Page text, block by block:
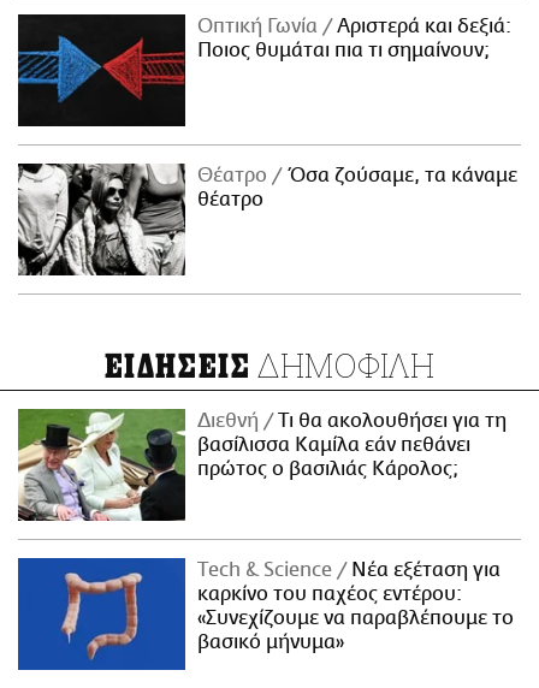
Οπτική Γωνία
Αριστερά και δεξιά:
Ποιος θυμάται πια τι σημαίνουν;
Θέατρο
Όσα ζούσαμε, τα κάναμε
θέατρο
ΕΙΔΗΣΕΙΣ ΔΗΜΟΦΙΛΗ
Διεθνή
Τι θα ακολουθήσει για τη
βασίλισσα Καμίλα εάν πεθάνει
πρώτος ο βασιλιάς Κάρολος;
Τech & Science
Νέα εξέταση για
καρκίνο του παχέος εντέρου:
«Συνεχίζουμε να παραβλέπουμε το
βασικό μήνυμα»